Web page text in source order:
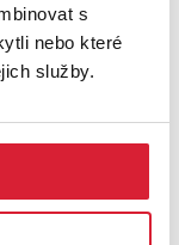
s
nebo které
služby.